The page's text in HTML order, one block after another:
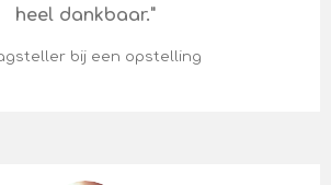
heel dankbaar."
bij een opstelling